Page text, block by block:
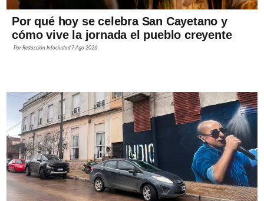
Por qué hoy se celebra San Cayetano y
cómo vive la jornada el pueblo creyente
PorRedacción Infociudad 7 Ago 2026